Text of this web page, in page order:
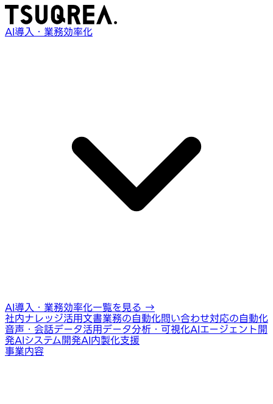
AI導入・業務効率化
AI導入・業務効率化一覧を見る →
社内ナレッジ活用文書業務の自動化問い合わせ対応の自動化
音声・会話データ活用データ分析・可視化AIエージェント開
発AIシステム開発AI内製化支援
事業内容